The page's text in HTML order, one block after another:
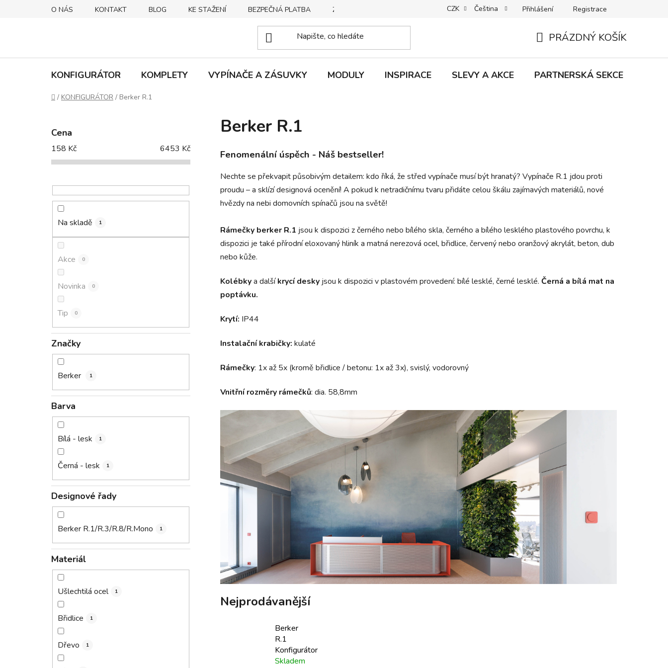
O NÁS KONTAKT BLOG KE STAŽENÍ BEZPEČNÁ PLATBA ZPŮSOBY DORUČENÍ REKLAMACE | VRÁCENÍ | VÝMĚNA ZBOŽÍ B2C VŠEOBECNÉ
CZK Čeština Přihlášení Registrace
KOŠÍK
PRÁZDNÝ KOŠÍK
KONFIGURÁTOR KOMPLETY VYPÍNAČE A ZÁSUVKY MODULY INSPIRACE SLEVY A AKCE PARTNERSKÁ SEKCE
Domů
/ KONFIGURÁTOR / Berker R.1
Cena
158 Kč 6453 Kč
Na skladě 1
Akce 0
Novinka 0
Tip 0
Značky
Berker 1
Barva
Bílá - lesk 1
Černá - lesk 1
Designové řady
Berker R.1/R.3/R.8/R.Mono 1
Materiál
Ušlechtilá ocel 1
Břidlice 1
Dřevo 1
Berker R.1
Fenomenální úspěch - Náš bestseller!
Nechte se překvapit působivým detailem: kdo říká, že střed vypínače musí být hranatý? Vypínače R.1 jdou proti
proudu – a sklízí designová ocenění! A pokud k netradičnímu tvaru přidáte celou škálu zajímavých materiálů, nové
hvězdy na nebi domovních spínačů jsou na světě!
Rámečky berker R.1 jsou k dispozici z černého nebo bílého skla, černého a bílého lesklého plastového povrchu, k
dispozici je také přírodní eloxovaný hliník a matná nerezová ocel, břidlice, červený nebo oranžový akrylát, beton, dub
nebo kůže.
Kolébkya dalšíkrycí desky jsou k dispozici v plastovém provedení: bílé lesklé, černé lesklé. Černá a bílá mat na
poptávku.
Krytí: IP44
Instalační krabičky: kulaté
Rámečky: 1x až 5x (kromě břidlice / betonu: 1x až 3x), svislý, vodorovný
Vnitřní rozměry rámečků: dia. 58,8mm
Nejprodávanější
Berker
R.1
Konfigurátor
Skladem